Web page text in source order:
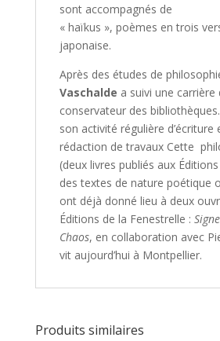
sont accompagnés de
« haïkus », poèmes en trois
japonaise.
Après des études de
Vaschalde a suivi une carrière
conservateur des
son activité régulière d’écriture
rédaction de travaux Cette
(deux livres publiés aux
des textes de nature poétique
ont déjà donné lieu à deux
Éditions de la Fenestrelle :
Chaos, en collaboration avec
vit aujourd’hui à Montpellier.
Produits similaires